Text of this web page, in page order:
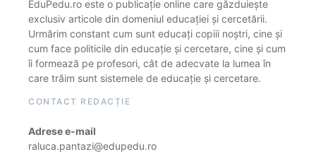
EduPedu.ro este o publicație online care găzduiește
exclusiv articole din domeniul educației și cercetării.
Urmărim constant cum sunt educați copiii noștri, cine și
cum face politicile din educație și cercetare, cine și cum
îi formează pe profesori, cât de adecvate la lumea în
care trăim sunt sistemele de educație și cercetare.
CONTACT REDACȚIE
Adrese e-mail
raluca.pantazi@edupedu.ro